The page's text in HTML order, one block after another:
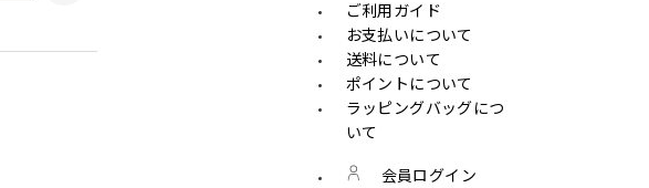
ご利用ガイド
お支払いについて
送料について
ポイントについて
ラッピングバッグにつ
いて
会員ログイン